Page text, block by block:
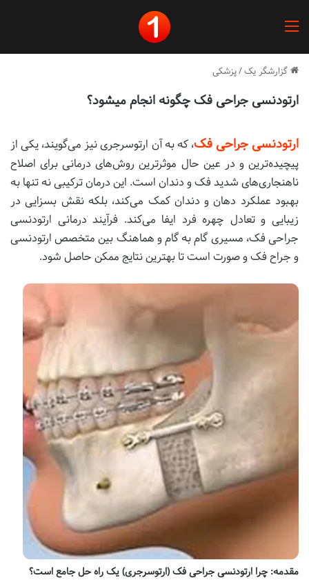
گزارشگر یک/پزشکی
ارتودنسی جراحی فک چگونه انجام میشود؟
ارتودنسی جراحی فک، که به آن ارتوسرجری نیز می‌گویند، یکی از
پیچیده‌ترین و در عین حال موثرترین روش‌های درمانی برای اصلاح
ناهنجاری‌های شدید فک و دندان است. این درمان ترکیبی نه تنها به
بهبود عملکرد دهان و دندان کمک می‌کند، بلکه نقش بسزایی در
زیبایی و تعادل چهره فرد ایفا می‌کند. فرآیند درمانی ارتودنسی
جراحی فک، مسیری گام به گام و هماهنگ بین متخصص ارتودنسی
و جراح فک و صورت است تا بهترین نتایج ممکن حاصل شود.
مقدمه: چرا ارتودنسی جراحی فک (ارتوسرجری) یک راه حل جامع است؟